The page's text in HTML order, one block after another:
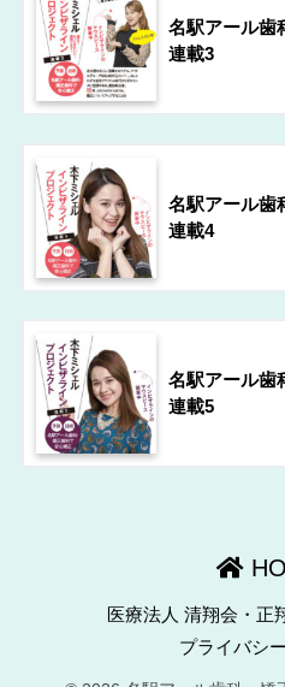
名駅アール歯
連載3
名駅アール歯
連載4
名駅アール歯
連載5
医療法人 清翔会・正
プライバシ